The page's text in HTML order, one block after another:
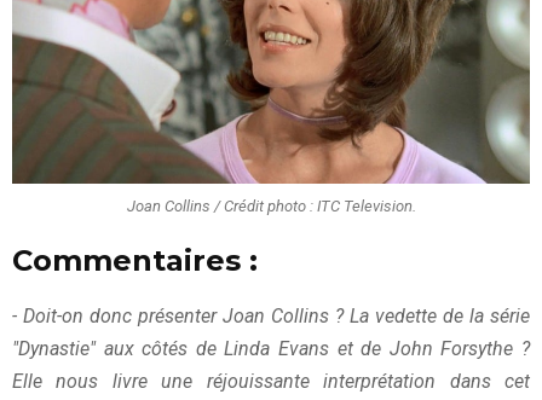
Joan Collins / Crédit photo : ITC Television.
Commentaires :
- Doit-on donc présenter Joan Collins ? La vedette de la série
"Dynastie" aux côtés de Linda Evans et de John Forsythe ?
Elle nous livre une réjouissante interprétation dans cet